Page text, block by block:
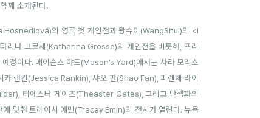
께 소개된다.
Hosnedlová)의 영국 첫 개인전과 왕슈이(WangShui)의 <I
리나 그로세(Katharina Grosse)의 개인전을 비롯해, 프리
정이다. 메이슨스 야드(Mason’s Yard)에서는 사라 모리스
카 랜킨(Jessica Rankin), 샤오 판(Shao Fan), 피렌체 라이
티에스터 게이츠(Theaster Gates), 그리고 단색화의
맞춰 트레이시 에민(Tracey Emin)의 전시가 열린다. 뉴욕